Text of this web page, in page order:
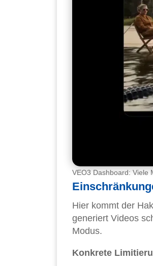
VEO3 Dashboard: Viele
Hier kommt der
generiert Videos
Modus.
Konkrete